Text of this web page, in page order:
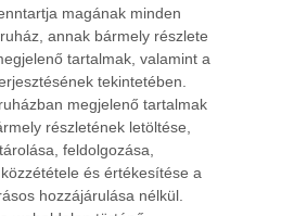
magának minden
annak bármely részlete
tartalmak, valamint a
tekintetében.
megjelenő tartalmak
részletének letöltése,
feldolgozása,
és értékesítése a
hozzájárulása nélkül.